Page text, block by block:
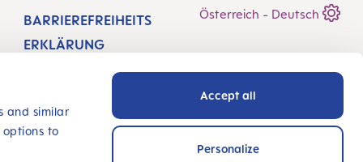
and similar
to
Accept all
Personalize
BARRIEREFREIHEITS
ERKLÄRUNG
HÄNDLERSUCHE
JOBS BEI MAM
MAM INTEGRITY
Österreich - Deutsch